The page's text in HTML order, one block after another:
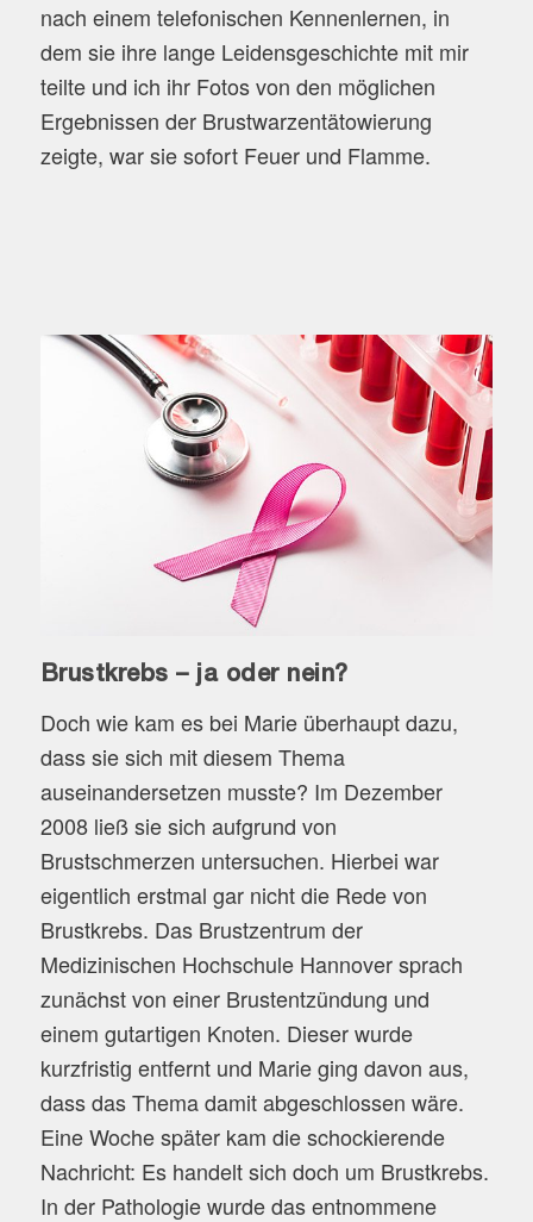
nach einem telefonischen Kennenlernen, in
dem sie ihre lange Leidensgeschichte mit mir
teilte und ich ihr Fotos von den möglichen
Ergebnissen der Brustwarzentätowierung
zeigte, war sie sofort Feuer und Flamme.
Brustkrebs – ja oder nein?
Doch wie kam es bei Marie überhaupt dazu,
dass sie sich mit diesem Thema
auseinandersetzen musste? Im Dezember
2008 ließ sie sich aufgrund von
Brustschmerzen untersuchen. Hierbei war
eigentlich erstmal gar nicht die Rede von
Brustkrebs. Das Brustzentrum der
Medizinischen Hochschule Hannover sprach
zunächst von einer Brustentzündung und
einem gutartigen Knoten. Dieser wurde
kurzfristig entfernt und Marie ging davon aus,
dass das Thema damit abgeschlossen wäre.
Eine Woche später kam die schockierende
Nachricht: Es handelt sich doch um Brustkrebs.
In der Pathologie wurde das entnommene